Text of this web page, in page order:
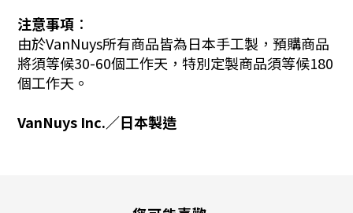
注意事項︰
由於VanNuys所有商品皆為日本手工製，預購商品
將須等候30-60個工作天，特別定製商品須等候180
個工作天。
VanNuys Inc.／日本製造